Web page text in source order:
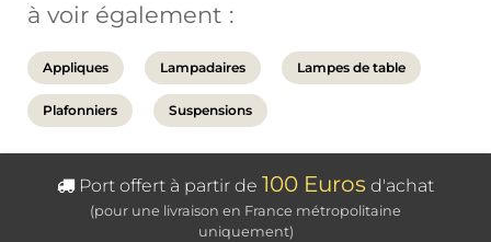
à voir également :
Appliques Lampadaires Lampes de table
Plafonniers Suspensions
Port offert à partir de 100 Euros d'achat
(pour une livraison en France métropolitaine
uniquement)